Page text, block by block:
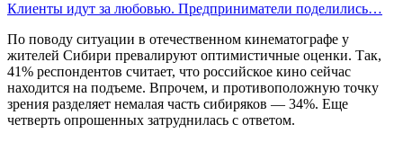
Клиенты идут за любовью. Предприниматели поделились…
По поводу ситуации в отечественном кинематографе у
жителей Сибири превалируют оптимистичные оценки. Так,
41% респондентов считает, что российское кино сейчас
находится на подъеме. Впрочем, и противоположную точку
зрения разделяет немалая часть сибиряков — 34%. Еще
четверть опрошенных затруднилась с ответом.